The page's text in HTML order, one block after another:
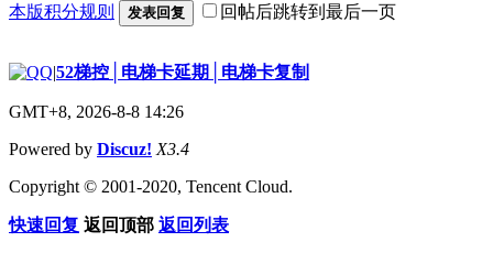
本版积分规则 发表回复 回帖后跳转到最后一页
|52梯控│电梯卡延期│电梯卡复制
GMT+8, 2026-8-8 14:26
Powered by Discuz! X3.4
Copyright © 2001-2020, Tencent Cloud.
快速回复 返回顶部 返回列表